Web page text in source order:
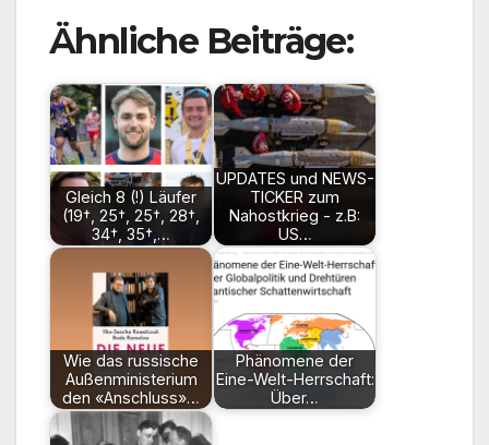
Ähnliche Beiträge:
Gleich 8 (!) Läufer
(19†, 25†, 25†, 28†,
34†, 35†,…
UPDATES und NEWS-
TICKER zum
Nahostkrieg - z.B:
US…
Wie das russische
Außenministerium
den «Anschluss»…
Phänomene der
Eine-Welt-Herrschaft:
Über…